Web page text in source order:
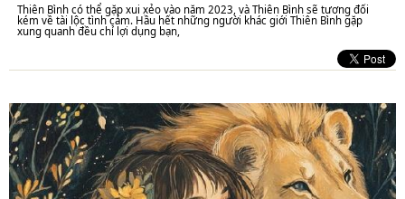
Thiên Bình có thể gặp xui xẻo vào năm 2023, và Thiên Bình sẽ tương đối
kém về tài lộc tình cảm. Hầu hết những người khác giới Thiên Bình gặp
xung quanh đều chỉ lợi dụng bạn,